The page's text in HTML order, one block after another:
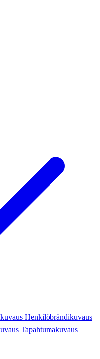
Henkilöbrändikuvaus
Tapahtumakuvaus